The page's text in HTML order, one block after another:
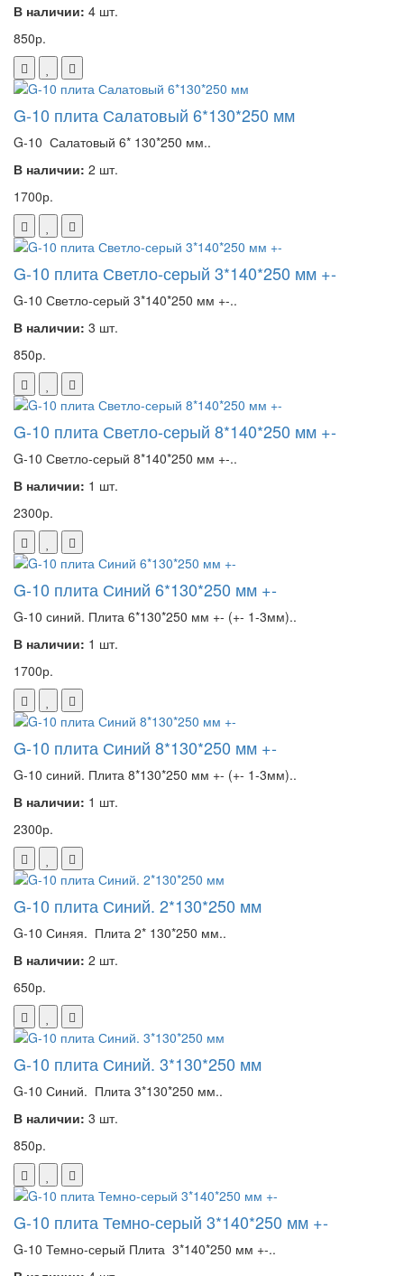
В наличии: 4 шт.
850р.
G-10 плита Салатовый 6*130*250 мм
G-10 Салатовый 6* 130*250 мм..
В наличии: 2 шт.
1700р.
G-10 плита Светло-серый 3*140*250 мм +-
G-10 Светло-серый 3*140*250 мм +-..
В наличии: 3 шт.
850р.
G-10 плита Светло-серый 8*140*250 мм +-
G-10 Светло-серый 8*140*250 мм +-..
В наличии: 1 шт.
2300р.
G-10 плита Синий 6*130*250 мм +-
G-10 синий. Плита 6*130*250 мм +- (+- 1-3мм)..
В наличии: 1 шт.
1700р.
G-10 плита Синий 8*130*250 мм +-
G-10 синий. Плита 8*130*250 мм +- (+- 1-3мм)..
В наличии: 1 шт.
2300р.
G-10 плита Синий. 2*130*250 мм
G-10 Синяя. Плита 2* 130*250 мм..
В наличии: 2 шт.
650р.
G-10 плита Синий. 3*130*250 мм
G-10 Синий. Плита 3*130*250 мм..
В наличии: 3 шт.
850р.
G-10 плита Темно-серый 3*140*250 мм +-
G-10 Темно-серый Плита 3*140*250 мм +-..